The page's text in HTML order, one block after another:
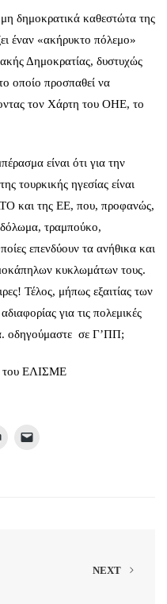
δημοκρατικά καθεστώτα της
έναν «ακήρυκτο πόλεμο»
Δημοκρατίας, δυστυχώς
οποίο προσπαθεί να
τον Χάρτη του ΟΗΕ, το
είναι ότι για την
τουρκικής ηγεσίας είναι
και της ΕΕ, που, προφανώς,
τραμπούκο,
επενδύουν τα ανήθικα και
κυκλωμάτων τους.
Τέλος, μήπως εξαιτίας των
για τις πολεμικές
οδηγούμαστε σε Γ’ΠΠ;
του ΕΛΙΣΜΕ
NEXT